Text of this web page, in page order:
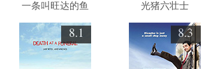
一条叫旺达的鱼 光猪六壮士
8.1 8.3